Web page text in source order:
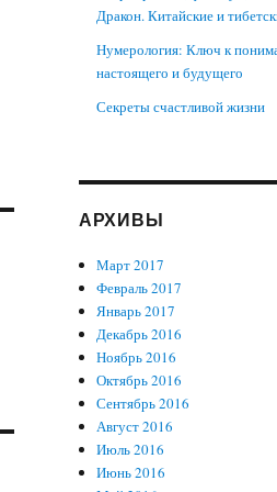
Дракон. Китайские и
Нумерология: Ключ к
настоящего и будущего
Секреты счастливой жизни
АРХИВЫ
Март 2017
Февраль 2017
Январь 2017
Декабрь 2016
Ноябрь 2016
Октябрь 2016
Сентябрь 2016
Август 2016
Июль 2016
Июнь 2016